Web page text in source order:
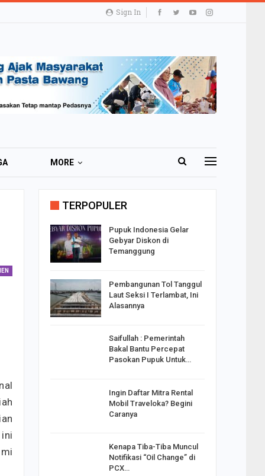
Sign In
MORE
TERPOPULER
Jiwo
Ganjar
Pupuk Indonesia Gelar
Gebyar Diskon di
Temanggung
Pembangunan Tol Tanggul
Laut Seksi I Terlambat, Ini
Alasannya
Saifullah : Pemerintah
Bakal Bantu Percepat
Pasokan Pupuk Untuk…
Ingin Daftar Mitra Rental
Mobil Traveloka? Begini
Caranya
Kenapa Tiba-Tiba Muncul
Notifikasi “Oil Change” di
PCX…